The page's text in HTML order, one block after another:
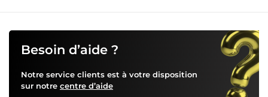
Besoin d’aide ?
Notre service clients est à votre disposition
sur notre centre d’aide